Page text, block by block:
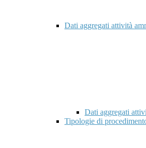
Dati aggregati attività
Dati aggregati
Tipologie di